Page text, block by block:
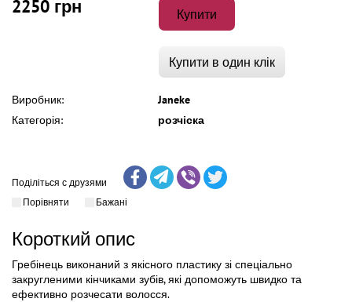
2250 грн Купити
Купити в один клік
Виробник:
Janeke
Категорія:
розчіска
Поділіться с друзями
Порівняти
Бажані
Короткий опис
Гребінець виконаний з якісного пластику зі спеціально
закругленими кінчиками зубів, які допоможуть швидко та
ефективно розчесати волосся.